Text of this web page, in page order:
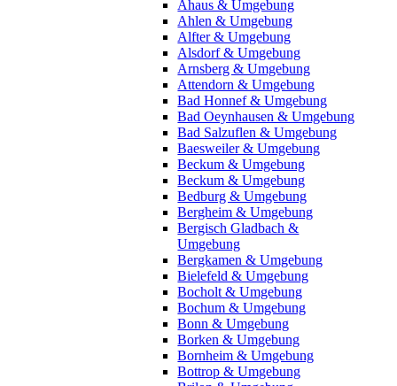
Ahaus & Umgebung
Ahlen & Umgebung
Alfter & Umgebung
Alsdorf & Umgebung
Arnsberg & Umgebung
Attendorn & Umgebung
Bad Honnef & Umgebung
Bad Oeynhausen & Umgebung
Bad Salzuflen & Umgebung
Baesweiler & Umgebung
Beckum & Umgebung
Beckum & Umgebung
Bedburg & Umgebung
Bergheim & Umgebung
Bergisch Gladbach &
Umgebung
Bergkamen & Umgebung
Bielefeld & Umgebung
Bocholt & Umgebung
Bochum & Umgebung
Bonn & Umgebung
Borken & Umgebung
Bornheim & Umgebung
Bottrop & Umgebung